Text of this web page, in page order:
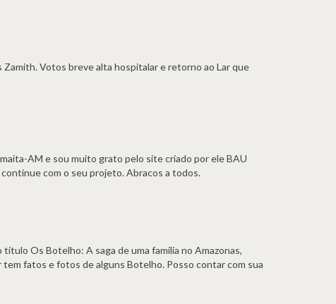
Zamith. Votos breve alta hospitalar e retorno ao Lar que
AM e sou muito grato pelo site criado por ele BAU
com o seu projeto. Abracos a todos.
Os Botelho: A saga de uma família no Amazonas,
fatos e fotos de alguns Botelho. Posso contar com sua